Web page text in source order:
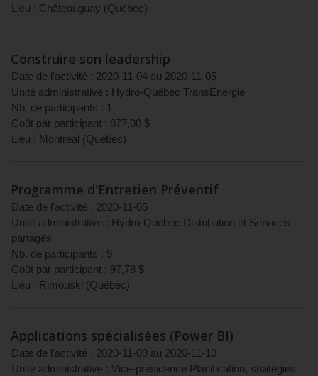
Lieu : Châteauguay (Québec)
Construire son leadership
Date de l'activité : 2020-11-04 au 2020-11-05
Unité administrative : Hydro-Québec TransÉnergie
Nb. de participants : 1
Coût par participant : 877,00 $
Lieu : Montréal (Québec)
Programme d'Entretien Préventif
Date de l'activité : 2020-11-05
Unité administrative : Hydro-Québec Distribution et Services
partagés
Nb. de participants : 9
Coût par participant : 97,78 $
Lieu : Rimouski (Québec)
Applications spécialisées (Power BI)
Date de l'activité : 2020-11-09 au 2020-11-10
Unité administrative : Vice-présidence Planification, stratégies